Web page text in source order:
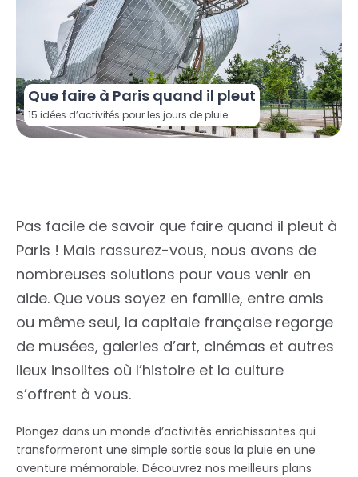
Que faire à Paris quand il pleut
15 idées d’activités pour les jours de pluie
Pas facile de savoir que faire quand il pleut à
Paris ! Mais rassurez-vous, nous avons de
nombreuses solutions pour vous venir en
aide. Que vous soyez en famille, entre amis
ou même seul, la capitale française regorge
de musées, galeries d’art, cinémas et autres
lieux insolites où l’histoire et la culture
s’offrent à vous.
Plongez dans un monde d’activités enrichissantes qui
transformeront une simple sortie sous la pluie en une
aventure mémorable. Découvrez nos meilleurs plans